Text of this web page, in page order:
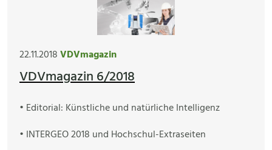
22.11.2018VDVmagazin
VDVmagazin 6/2018
• Editorial: Künstliche und natürliche Intelligenz
• INTERGEO 2018 und Hochschul-Extraseiten